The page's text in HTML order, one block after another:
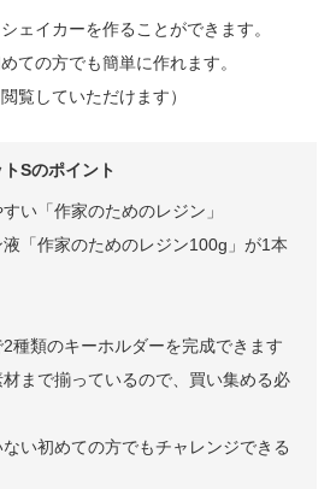
ェイカーを作ることができます。
ての方でも簡単に作れます。
覧していただけます）
Sのポイント
い「作家のためのレジン」
「作家のためのレジン100g」が1本
種類のキーホルダーを完成できます
まで揃っているので、買い集める必
い初めての方でもチャレンジできる